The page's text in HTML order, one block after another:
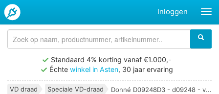
Inloggen
Standaard 4% korting vanaf €1.000,-
Échte winkel in Asten, 30 jaar ervaring
VD draad Speciale VD-draad Donné D09248D3 - d09248 - v...